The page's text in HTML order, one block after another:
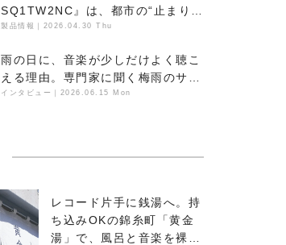
SQ1TW2NC』は、都市の“止まり
木”になり得るーシンガーソングラ
製品情報 2026.04.30 Thu
雨の日に、音楽が少しだけよく聴こ
える理由。専門家に聞く梅雨のサウ
ンドスケープ
インタビュー 2026.06.15 Mon
レコード片手に銭湯へ。持
ち込みOKの錦糸町「黄金
湯」で、風呂と音楽を裸で